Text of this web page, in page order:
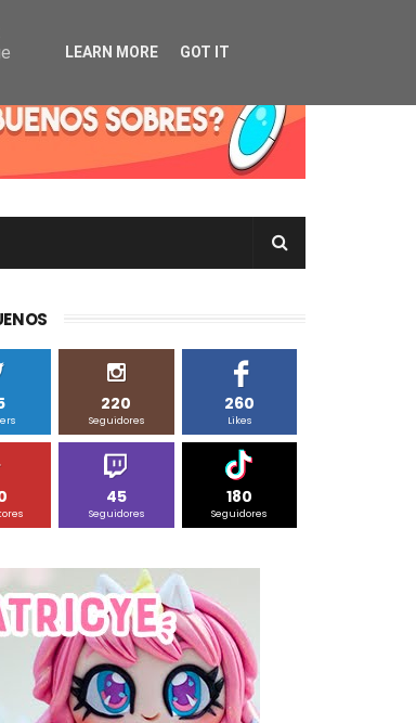
220
Seguidores
260
Likes
45
Seguidores
180
Seguidores
LEARN MORE GOT IT